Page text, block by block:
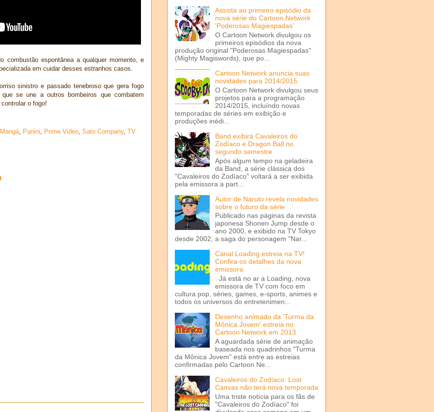
combustão espontânea a qualquer momento, e
em cuidar desses estranhos casos.
sinistro e passado tenebroso que gera fogo
se une a outros bombeiros que combatem
o fogo!
Mangá, Panini, Prime Video, Sato Company, TV
Assista ao primeiro episódio da
nova série do Cartoon Network
'Poderosas Magiespadas'
O Cartoon Network divulgou os
primeiros episódios da nova
produção original "Poderosas Magiespadas"
(Mighty Magiswords), que po...
Cartoon Network anuncia suas
novidades para 2014/2015
O Cartoon Network divulgou seus
projetos para a programação
2014/2015, incluíndo novas
temporadas de séries em exibição e
produções inédi...
Band exibirá Cavaleiros do
Zodíaco e Dragon Ball no
segundo semestre
Após algum tempo na geladeira
da Band, a série clássica dos
"Cavaleiros do Zodíaco" voltará a ser exibida
pela emissora a part...
Autor de Naruto revela novidades
sobre o futuro da série
Publicado nas páginas da revista
japonesa Shonen Jump desde o
ano 2000, e exibido na TV Tokyo
desde 2002, a saga do personagem "Nar...
Canal Loading estreia na TV!
Confira os detalhes da nova
emissora
Já está no ar a Loading, nova
emissora de TV com foco em
cultura pop, séries, games, e-sports, animes e
todos os universos do entretenimen...
Desenho animado da 'Turma da
Mônica Jovem' estreia no
Cartoon Network em 2013
A aguardada série de animação
baseada nos quadrinhos "Turma
da Mônica Jovem" está entre as estreias
confirmadas pelo Cartoon Ne...
Cavaleiros do Zodíaco: Lost
Canvas não terá nova temporada
Uma triste notícia para os fãs de
"Cavaleiros do Zodíaco" foi